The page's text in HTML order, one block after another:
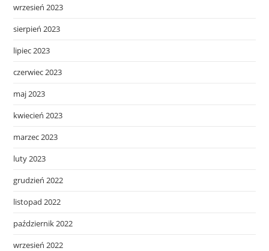
wrzesień 2023
sierpień 2023
lipiec 2023
czerwiec 2023
maj 2023
kwiecień 2023
marzec 2023
luty 2023
grudzień 2022
listopad 2022
październik 2022
wrzesień 2022